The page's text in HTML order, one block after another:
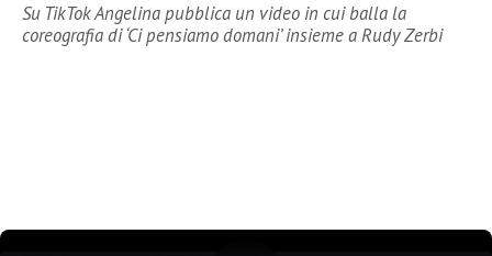
Su TikTok Angelina pubblica un video in cui balla la
coreografia di ‘Ci pensiamo domani’ insieme a Rudy Zerbi